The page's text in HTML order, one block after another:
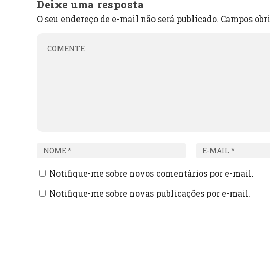
Deixe uma resposta
O seu endereço de e-mail não será publicado. Campos
Notifique-me sobre novos comentários por e-mail.
Notifique-me sobre novas publicações por e-mail.